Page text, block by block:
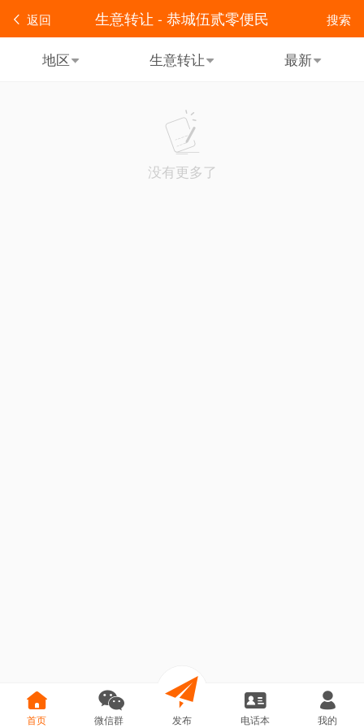
返回 搜索
生意转让 - 恭城伍贰零便民
地区 生意转让 最新
没有更多了
首页 微信群 发布 电话本 我的